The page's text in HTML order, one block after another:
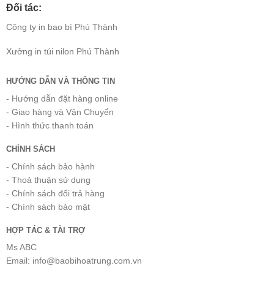
Đối tác:
Công ty in bao bì Phú Thành
Xưởng in túi nilon Phú Thành
HƯỚNG DẪN VÀ THÔNG TIN
- Hướng dẫn đặt hàng online
- Giao hàng và Vận Chuyển
- Hình thức thanh toán
CHÍNH SÁCH
- Chính sách bảo hành
- Thoả thuận sử dụng
- Chính sách đổi trả hàng
- Chính sách bảo mật
HỢP TÁC & TÀI TRỢ
Ms ABC
Email: info@baobihoatrung.com.vn